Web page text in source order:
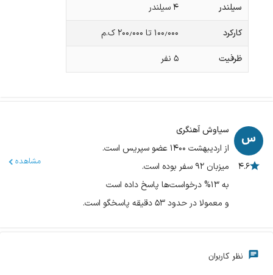
سیلندر
۴ سیلندر
کارکرد
۱۰۰٫۰۰۰ تا ۲۰۰٫۰۰۰ ک.م
ظرفیت
۵ نفر
۴.۶
سیاوش آهنگری
از اردیبهشت ۱۴۰۰ عضو سپریس است.
میزبان ۹۲ سفر بوده است.
به ۱۳% درخواست‌ها پاسخ داده است
و معمولا در حدود ۵۳ دقیقه پاسخگو است.
مشاهده
نظر کاربران